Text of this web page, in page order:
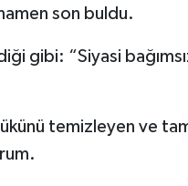
son buldu.
gibi: “Siyasi
temizleyen ve tam